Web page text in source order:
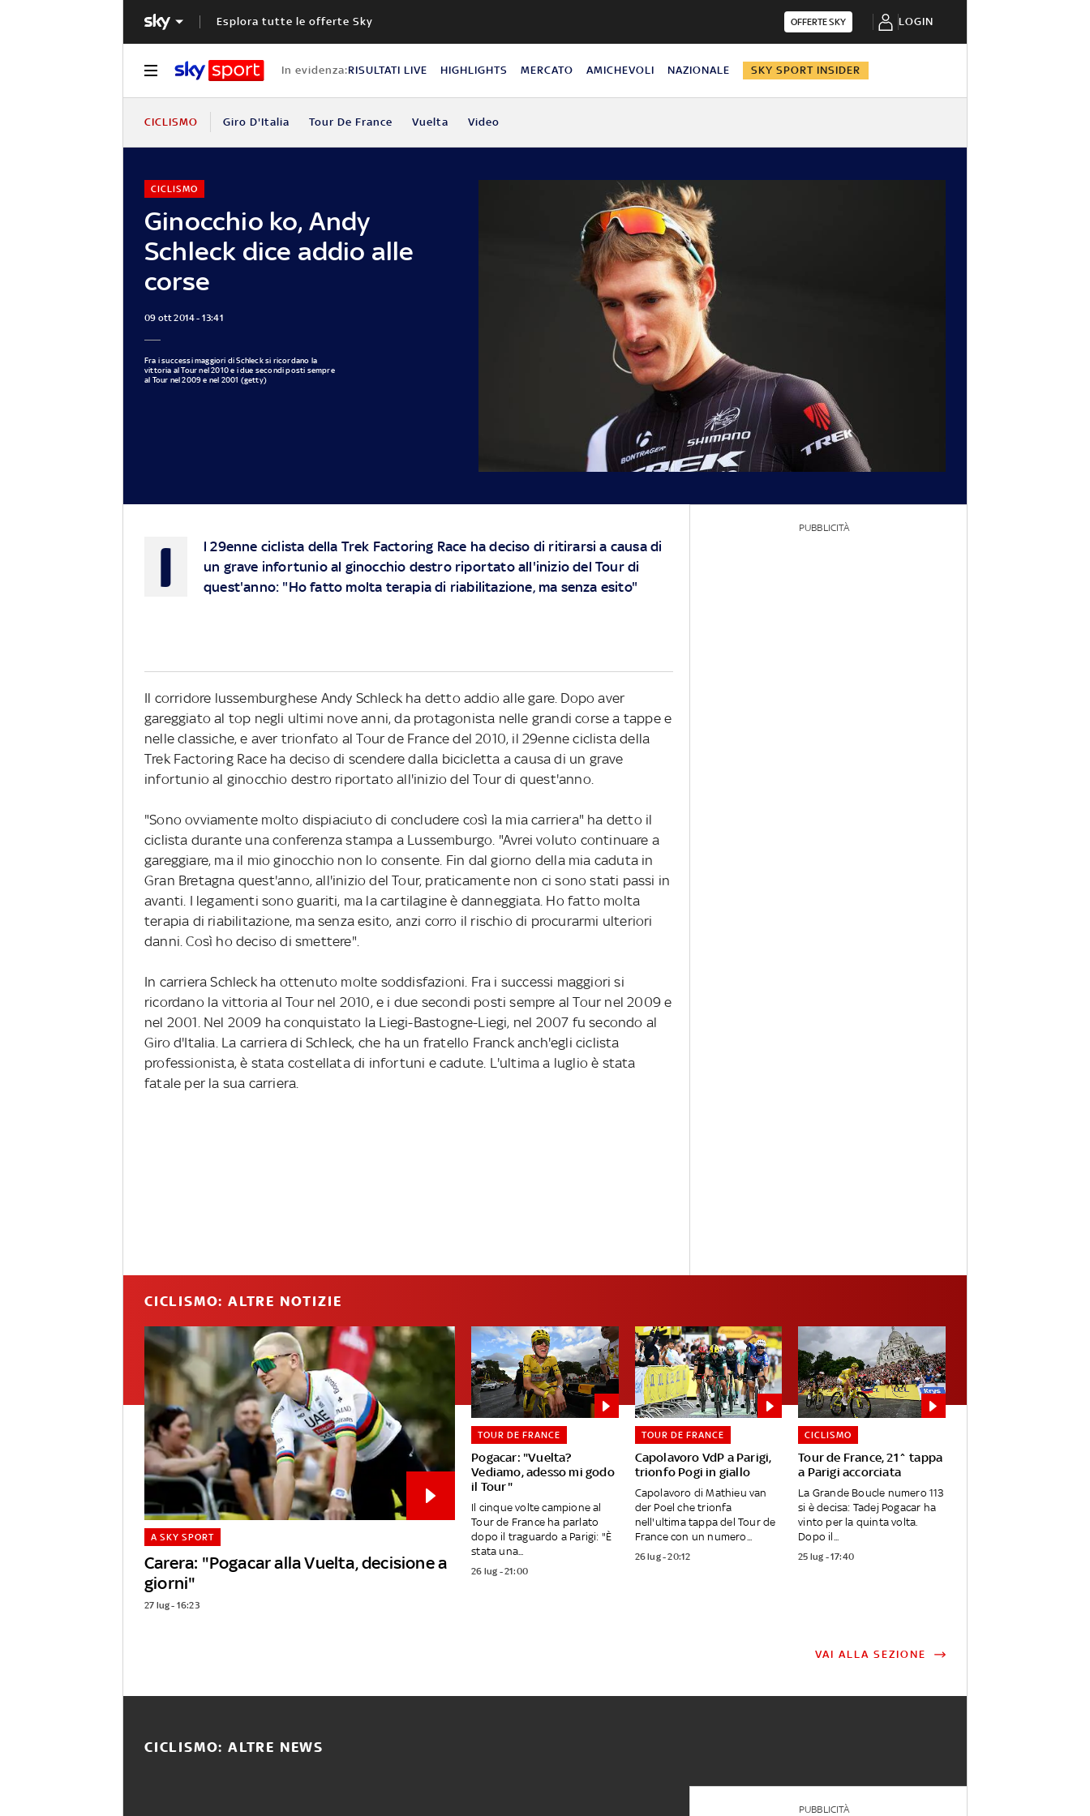
Esplora tutte le offerte Sky OFFERTE SKY LOGIN
In evidenza:RISULTATI LIVE HIGHLIGHTS MERCATO AMICHEVOLI NAZIONALE SKY SPORT INSIDER
CICLISMO Giro D'Italia Tour De France Vuelta Video
Ginocchio ko, Andy
Schleck dice addio alle
corse
CICLISMO
09 ott 2014 - 13:41
Fra i successi maggiori di Schleck si ricordano la
vittoria al Tour nel 2010 e i due secondi posti sempre
al Tour nel 2009 e nel 2001 (getty)
I
l 29enne ciclista della Trek Factoring Race ha deciso di ritirarsi a causa di
un grave infortunio al ginocchio destro riportato all'inizio del Tour di
quest'anno: "Ho fatto molta terapia di riabilitazione, ma senza esito"
Il corridore lussemburghese Andy Schleck ha detto addio alle gare. Dopo aver
gareggiato al top negli ultimi nove anni, da protagonista nelle grandi corse a tappe e
nelle classiche, e aver trionfato al Tour de France del 2010, il 29enne ciclista della
Trek Factoring Race ha deciso di scendere dalla bicicletta a causa di un grave
infortunio al ginocchio destro riportato all'inizio del Tour di quest'anno.
"Sono ovviamente molto dispiaciuto di concludere così la mia carriera" ha detto il
ciclista durante una conferenza stampa a Lussemburgo. "Avrei voluto continuare a
gareggiare, ma il mio ginocchio non lo consente. Fin dal giorno della mia caduta in
Gran Bretagna quest'anno, all'inizio del Tour, praticamente non ci sono stati passi in
avanti. I legamenti sono guariti, ma la cartilagine è danneggiata. Ho fatto molta
terapia di riabilitazione, ma senza esito, anzi corro il rischio di procurarmi ulteriori
danni. Così ho deciso di smettere".
In carriera Schleck ha ottenuto molte soddisfazioni. Fra i successi maggiori si
ricordano la vittoria al Tour nel 2010, e i due secondi posti sempre al Tour nel 2009 e
nel 2001. Nel 2009 ha conquistato la Liegi-Bastogne-Liegi, nel 2007 fu secondo al
Giro d'Italia. La carriera di Schleck, che ha un fratello Franck anch'egli ciclista
professionista, è stata costellata di infortuni e cadute. L'ultima a luglio è stata
fatale per la sua carriera.
PUBBLICITÀ
CICLISMO: ALTRE NOTIZIE
Carera: "Pogacar alla Vuelta, decisione a
giorni"
A SKY SPORT
27 lug - 16:23
Pogacar: "Vuelta?
Vediamo, adesso mi godo
il Tour"
TOUR DE FRANCE
Il cinque volte campione al
Tour de France ha parlato
dopo il traguardo a Parigi: "È
stata una...
26 lug - 21:00
Capolavoro VdP a Parigi,
trionfo Pogi in giallo
TOUR DE FRANCE
Capolavoro di Mathieu van
der Poel che trionfa
nell'ultima tappa del Tour de
France con un numero...
26 lug - 20:12
Tour de France, 21^ tappa
a Parigi accorciata
CICLISMO
La Grande Boucle numero 113
si è decisa: Tadej Pogacar ha
vinto per la quinta volta.
Dopo il...
25 lug - 17:40
VAI ALLA SEZIONE
CICLISMO: ALTRE NEWS
PUBBLICITÀ